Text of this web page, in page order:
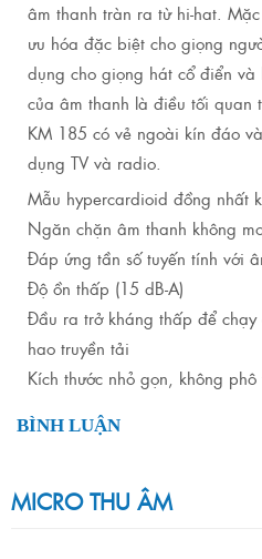
âm thanh tràn ra từ hi-hat.
ưu hóa đặc biệt cho giọng
dụng cho giọng hát cổ điển
của âm thanh là điều tối quan
KM 185 có vẻ ngoài kín đáo
dụng TV và radio.
Mẫu hypercardioid đồng nhất
Ngăn chặn âm thanh không
Đáp ứng tần số tuyến tính với
Độ ồn thấp (15 dB-A)
Đầu ra trở kháng thấp để
hao truyền tải
Kích thước nhỏ gọn, không phô
BÌNH LUẬN
MICRO THU ÂM